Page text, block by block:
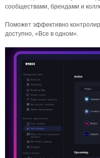
сообществами, брендами и
Поможет эффективно
доступно, «Все в одном».